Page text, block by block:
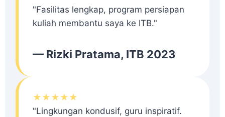
"Fasilitas lengkap, program persiapan
kuliah membantu saya ke ITB."
— Rizki Pratama, ITB 2023
★★★★★
"Lingkungan kondusif, guru inspiratif.